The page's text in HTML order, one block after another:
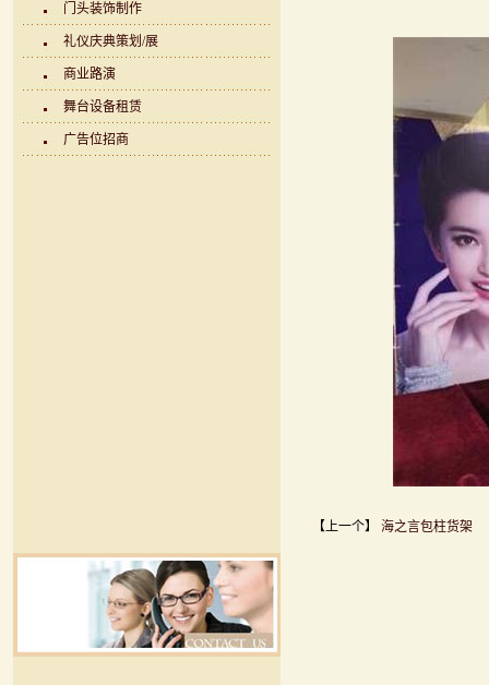
门头装饰制作
礼仪庆典策划/展
商业路演
舞台设备租赁
广告位招商
【上一个】 海之言包柱货架